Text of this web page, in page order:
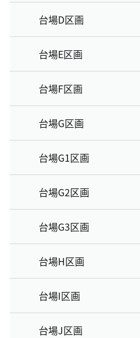
台場D区画
台場E区画
台場F区画
台場G区画
台場G1区画
台場G2区画
台場G3区画
台場H区画
台場I区画
台場J区画